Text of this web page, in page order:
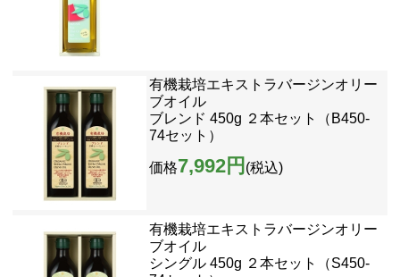
有機栽培エキストラバージンオリー
ブオイル
ブレンド 450g ２本セット（B450-
74セット）
価格7,992円 (税込)
有機栽培エキストラバージンオリー
ブオイル
シングル 450g ２本セット（S450-